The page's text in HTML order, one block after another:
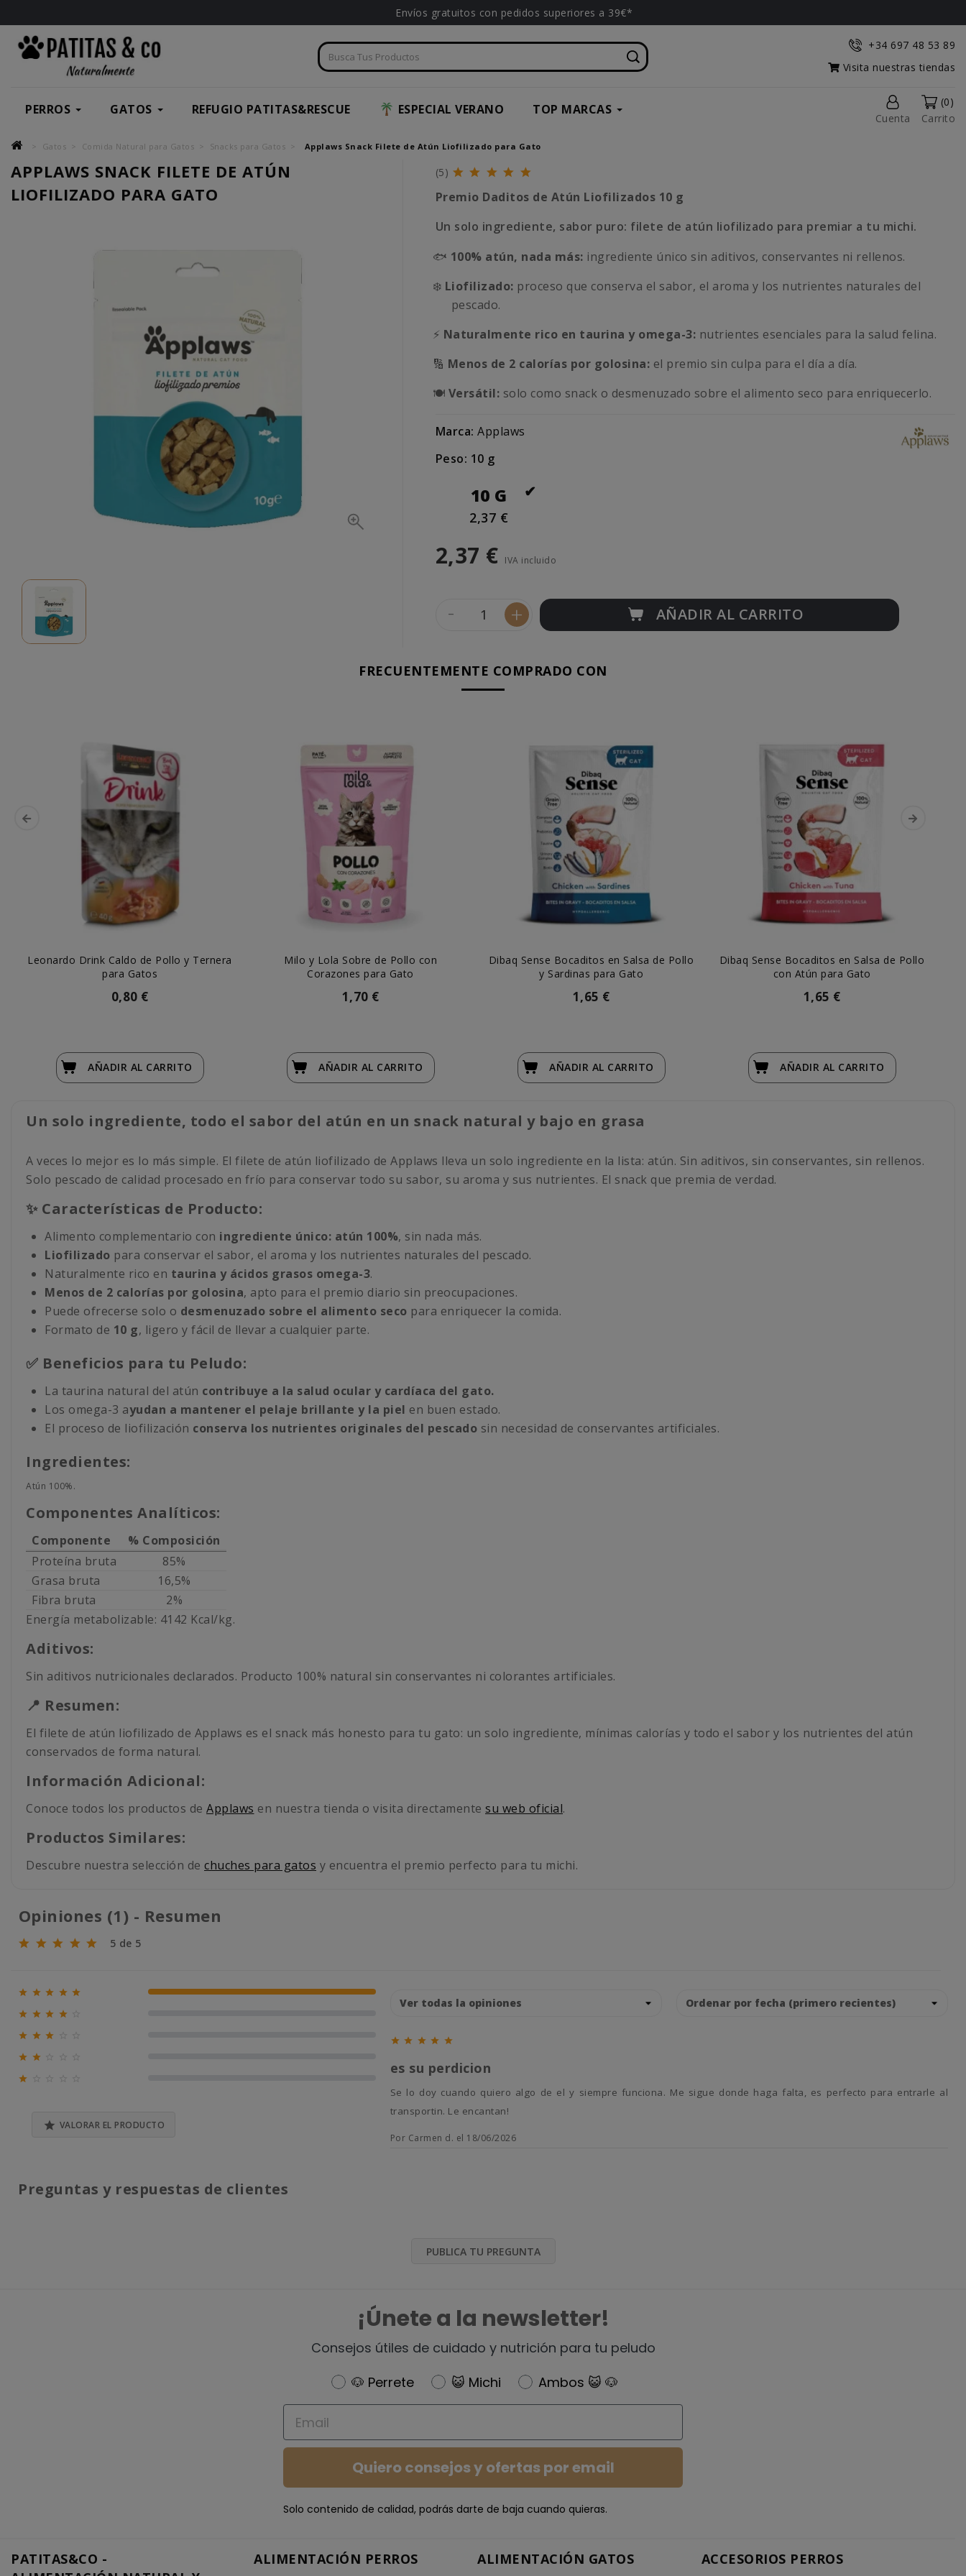
Envíos gratuitos con pedidos superiores a 39€*
+34 697 48 53 89
Visita nuestras tiendas
PERROS GATOS REFUGIO PATITAS&RESCUE ESPECIAL VERANO TOP MARCAS
Cuenta
(0)
Carrito
Gatos Comida Natural para Gatos Snacks para Gatos Applaws Snack Filete de Atún Liofilizado para Gato
APPLAWS SNACK FILETE DE ATÚN
LIOFILIZADO PARA GATO
(5)
Premio Daditos de Atún Liofilizados 10 g
Un solo ingrediente, sabor puro: filete de atún liofilizado para premiar a tu michi.
🐟 100% atún, nada más: ingrediente único sin aditivos, conservantes ni rellenos.
❄️ Liofilizado: proceso que conserva el sabor, el aroma y los nutrientes naturales del
pescado.
⚡ Naturalmente rico en taurina y omega-3: nutrientes esenciales para la salud felina.
🔢 Menos de 2 calorías por golosina: el premio sin culpa para el día a día.
🍽️ Versátil: solo como snack o desmenuzado sobre el alimento seco para enriquecerlo.
Marca: Applaws
Peso: 10 g
10 G
2,37 €
2,37 € IVA incluido
- + AÑADIR AL CARRITO
FRECUENTEMENTE COMPRADO CON
Leonardo Drink Caldo de Pollo y Ternera
para Gatos
0,80 €
AÑADIR AL CARRITO
Milo y Lola Sobre de Pollo con
Corazones para Gato
1,70 €
AÑADIR AL CARRITO
Dibaq Sense Bocaditos en Salsa de Pollo
y Sardinas para Gato
1,65 €
AÑADIR AL CARRITO
Dibaq Sense Bocaditos en Salsa de Pollo
con Atún para Gato
1,65 €
AÑADIR AL CARRITO
Un solo ingrediente, todo el sabor del atún en un snack natural y bajo en grasa
A veces lo mejor es lo más simple. El filete de atún liofilizado de Applaws lleva un solo ingrediente en la lista: atún. Sin aditivos, sin conservantes, sin rellenos.
Solo pescado de calidad procesado en frío para conservar todo su sabor, su aroma y sus nutrientes. El snack que premia de verdad.
✨ Características de Producto:
Alimento complementario con ingrediente único: atún 100%, sin nada más.
Liofilizado para conservar el sabor, el aroma y los nutrientes naturales del pescado.
Naturalmente rico en taurina y ácidos grasos omega-3.
Menos de 2 calorías por golosina, apto para el premio diario sin preocupaciones.
Puede ofrecerse solo o desmenuzado sobre el alimento seco para enriquecer la comida.
Formato de 10 g, ligero y fácil de llevar a cualquier parte.
✅ Beneficios para tu Peludo:
La taurina natural del atún contribuye a la salud ocular y cardíaca del gato.
Los omega-3 ayudan a mantener el pelaje brillante y la piel en buen estado.
El proceso de liofilización conserva los nutrientes originales del pescado sin necesidad de conservantes artificiales.
Ingredientes:
Atún 100%.
Componentes Analíticos:
Componente
% Composición
Proteína bruta
85%
Grasa bruta
16,5%
Fibra bruta
2%
Energía metabolizable: 4142 Kcal/kg.
Aditivos:
Sin aditivos nutricionales declarados. Producto 100% natural sin conservantes ni colorantes artificiales.
📍 Resumen:
El filete de atún liofilizado de Applaws es el snack más honesto para tu gato: un solo ingrediente, mínimas calorías y todo el sabor y los nutrientes del atún
conservados de forma natural.
Información Adicional:
Conoce todos los productos de Applaws en nuestra tienda o visita directamente su web oficial.
Productos Similares:
Descubre nuestra selección de chuches para gatos y encuentra el premio perfecto para tu michi.
Opiniones (1) - Resumen
5 de 5
     100% (1)
   
  
 

 VALORAR EL PRODUCTO
    
es su perdicion
se lo doy cuando quiero algo de el y siempre funciona. Me sigue donde haga falta, es perfecto para entrarle al
transportin. Le encantan!
Por Carmen d. el 18/06/2026
Preguntas y respuestas de clientes
PUBLICA TU PREGUNTA
¡Únete a la newsletter!
Consejos útiles de cuidado y nutrición para tu peludo
Newsletter
🐶 Perrete 😺 Michi
Ambos 😺 🐶
Email
Quiero consejos y ofertas por email
Solo contenido de calidad, podrás darte de baja cuando quieras.
PATITAS&CO -
ALIMENTACIÓN PERROS ALIMENTACIÓN GATOS ACCESORIOS PERROS